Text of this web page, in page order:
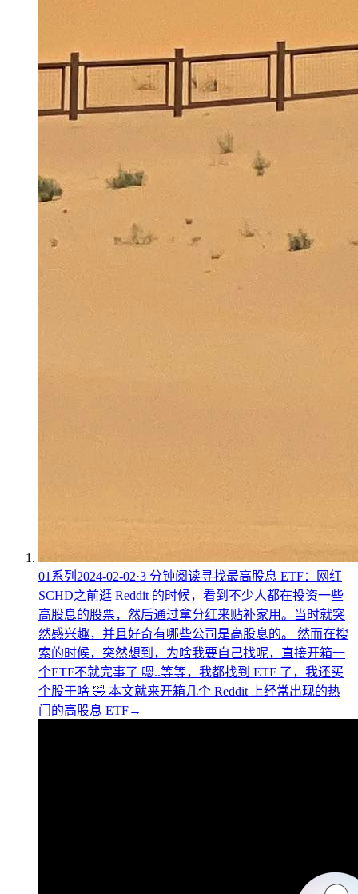
01 系列 2024-02-02·3 分钟阅读寻找最高股息 ETF：网红
SCHD之前逛 Reddit 的时候，看到不少人都在投资一些
高股息的股票，然后通过拿分红来贴补家用。当时就突
然感兴趣，并且好奇有哪些公司是高股息的。 然而在搜
索的时候，突然想到，为啥我要自己找呢，直接开箱一
个ETF不就完事了 嗯..等等，我都找到 ETF 了，我还买
个股干啥 🤣 本文就来开箱几个 Reddit 上经常出现的热
门的高股息 ETF→